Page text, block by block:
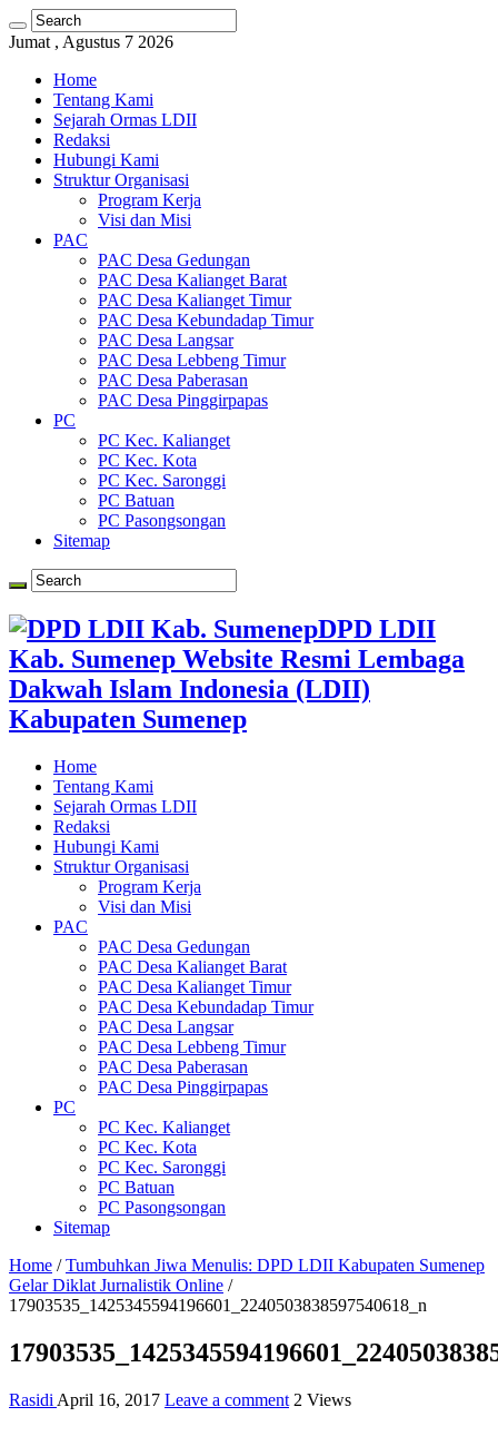
Jumat , Agustus 7 2026
Home
Tentang Kami
Sejarah Ormas LDII
Redaksi
Hubungi Kami
Struktur Organisasi
Program Kerja
Visi dan Misi
PAC
PAC Desa Gedungan
PAC Desa Kalianget Barat
PAC Desa Kalianget Timur
PAC Desa Kebundadap Timur
PAC Desa Langsar
PAC Desa Lebbeng Timur
PAC Desa Paberasan
PAC Desa Pinggirpapas
PC
PC Kec. Kalianget
PC Kec. Kota
PC Kec. Saronggi
PC Batuan
PC Pasongsongan
Sitemap
DPD LDII
Kab. Sumenep Website Resmi Lembaga
Dakwah Islam Indonesia (LDII)
Kabupaten Sumenep
Home
Tentang Kami
Sejarah Ormas LDII
Redaksi
Hubungi Kami
Struktur Organisasi
Program Kerja
Visi dan Misi
PAC
PAC Desa Gedungan
PAC Desa Kalianget Barat
PAC Desa Kalianget Timur
PAC Desa Kebundadap Timur
PAC Desa Langsar
PAC Desa Lebbeng Timur
PAC Desa Paberasan
PAC Desa Pinggirpapas
PC
PC Kec. Kalianget
PC Kec. Kota
PC Kec. Saronggi
PC Batuan
PC Pasongsongan
Sitemap
Home / Tumbuhkan Jiwa Menulis: DPD LDII Kabupaten Sumenep
Gelar Diklat Jurnalistik Online /
17903535_1425345594196601_2240503838597540618_n
Rasidi April 16, 2017 Leave a comment 2 Views